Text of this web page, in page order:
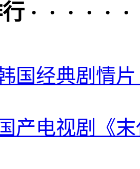
· · · · · ·
国经典剧情
产电视剧《